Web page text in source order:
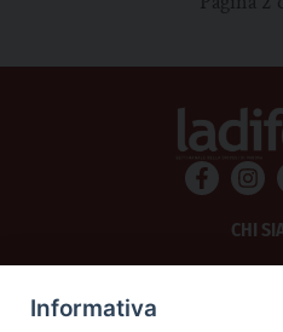
CHI
Informativa